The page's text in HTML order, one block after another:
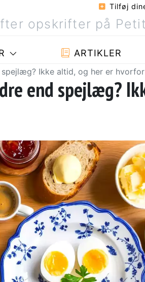
Tilføj
ARTIKLER
Ikke altid, og her er hvorfor
end spejlæg?